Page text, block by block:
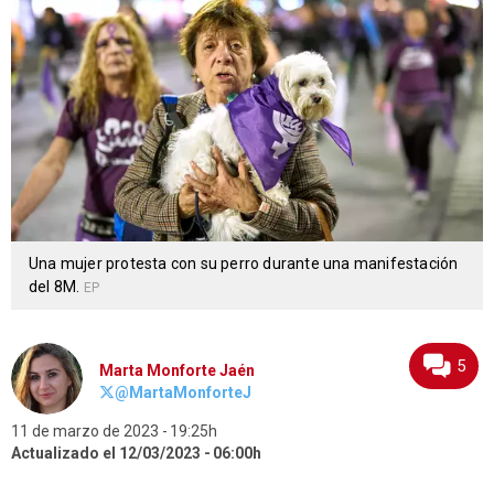
Una mujer protesta con su perro durante una manifestación
del 8M.
EP
Marta Monforte Jaén
@MartaMonforteJ
11 de marzo de 2023
19:25h
Actualizado el 12/03/2023
06:00h
5